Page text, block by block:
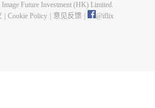
Image Future Investment (HK) Limited.
Cookie Policy 意见反馈 @iflix